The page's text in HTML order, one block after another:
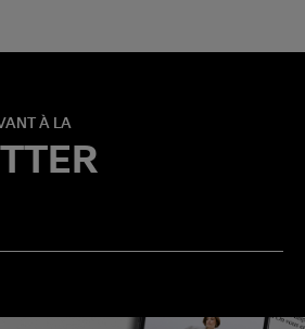
À LA